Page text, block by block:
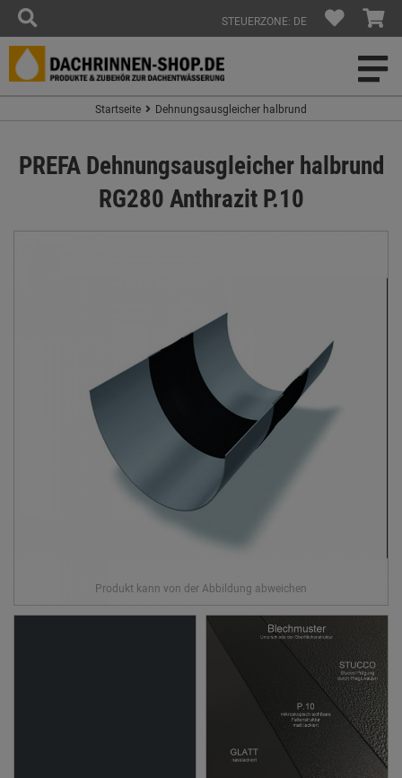
STEUERZONE: DE
Startseite Dehnungsausgleicher halbrund
PREFA Dehnungsausgleicher halbrund
RG280 Anthrazit P.10